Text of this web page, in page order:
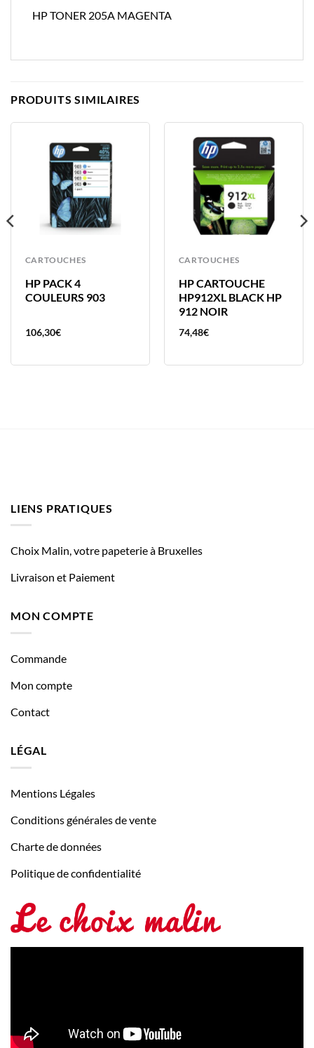
HP TONER 205A MAGENTA
PRODUITS SIMILAIRES
CARTOUCHES
HP PACK 4
COULEURS 903
106,30€
CARTOUCHES
HP CARTOUCHE
HP912XL BLACK HP
912 NOIR
74,48€
LIENS PRATIQUES
Choix Malin, votre papeterie à Bruxelles
Livraison et Paiement
MON COMPTE
Commande
Mon compte
Contact
LÉGAL
Mentions Légales
Conditions générales de vente
Charte de données
Politique de confidentialité